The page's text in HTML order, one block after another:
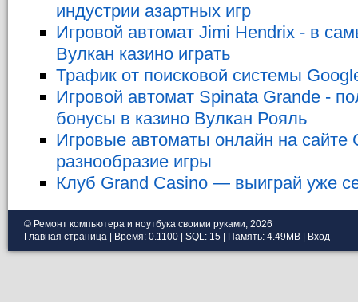
индустрии азартных игр
Игровой автомат Jimi Hendrix - в
Вулкан казино играть
Трафик от поисковой системы
Игровой автомат Spinata Grande -
бонусы в казино Вулкан Рояль
Игровые автоматы онлайн на сайте
разнообразие игры
Клуб Grand Casino — выиграй уже
© Ремонт компьютера и ноутбука своими руками, 2026
Главная страница | Время: 0.1100 | SQL: 15 | Память: 4.49MB Вход